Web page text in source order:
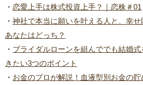
・ 恋愛上手は株式投資上手？｜恋株＃01
・ 神社で本当に願いを叶える人と、幸せ
あなたはどっち？
・ ブライダルローンを組んででも結婚
きたい3つのポイント
・ お金のプロが解説！血液型別お金の貯